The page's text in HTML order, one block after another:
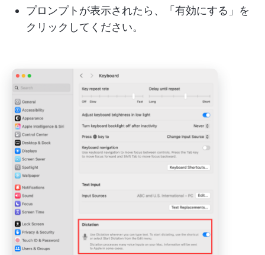
プロンプトが表示されたら、「有効にする」を
クリックしてください。